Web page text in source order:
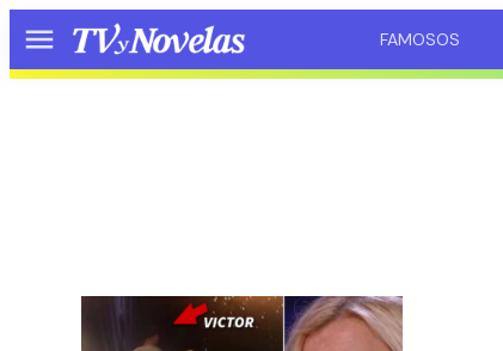
Menú FAMOSOS